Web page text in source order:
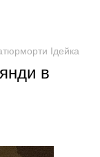
Ідейка
в